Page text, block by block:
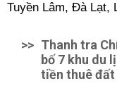
Tuyền Lâm, Đà Lạt,
>> Thanh tra
bố 7 khu du
tiền thuê đất